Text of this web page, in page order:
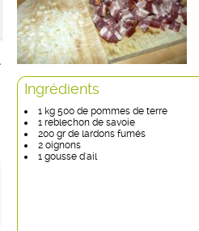
Ingrédients
1 kg 500 de pommes de terre
1 reblechon de savoie
200 gr de lardons fumés
2 oignons
1 gousse d'ail